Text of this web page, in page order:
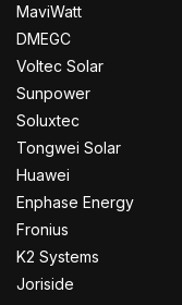
MaviWatt
DMEGC
Voltec Solar
Sunpower
Soluxtec
Tongwei Solar
Huawei
Enphase Energy
Fronius
K2 Systems
Joriside